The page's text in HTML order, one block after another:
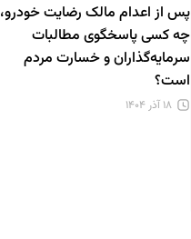
پس از اعدام مالک رضایت خودرو،
چه کسی پاسخگوی مطالبات
سرمایه‌گذاران و خسارت مردم
است؟
۱۸ آذر ۱۴۰۴